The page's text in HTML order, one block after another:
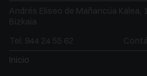
Inicio